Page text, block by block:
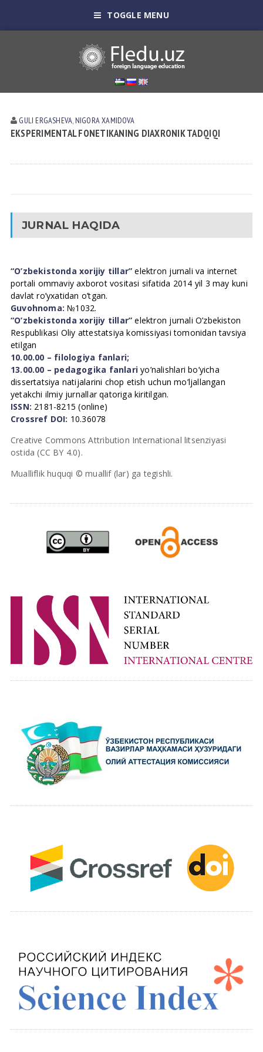
TOGGLE MENU
GULI ERGАSHEVА, NIGORA XAMIDOVA
EKSPERIMENTAL FONETIKANING DIAXRONIK TADQIQI
JURNAL HAQIDA
“O’zbekistonda xorijiy tillar” elektron jurnali va internet
portali ommaviy axborot vositasi sifatida 2014 yil 3 may kuni
davlat ro’yxatidan o’tgan.
Guvohnoma: №1032.
“O’zbekistonda xorijiy tillar” elektron jurnali O’zbekiston
Respublikasi Oliy attestatsiya komissiyasi tomonidan tavsiya
etilgan
10.00.00 – filologiya fanlari;
13.00.00 – pedagogika fanlari yo’nalishlari bo’yicha
dissertatsiya natijalarini chop etish uchun mo’ljallangan
yetakchi ilmiy jurnallar qatoriga kiritilgan.
ISSN: 2181-8215 (online)
Crossref DOI: 10.36078
Creative Commons Attribution International litsenziyasi
ostida (CC BY 4.0).
Mualliflik huquqi © muallif (lar) ga tegishli.